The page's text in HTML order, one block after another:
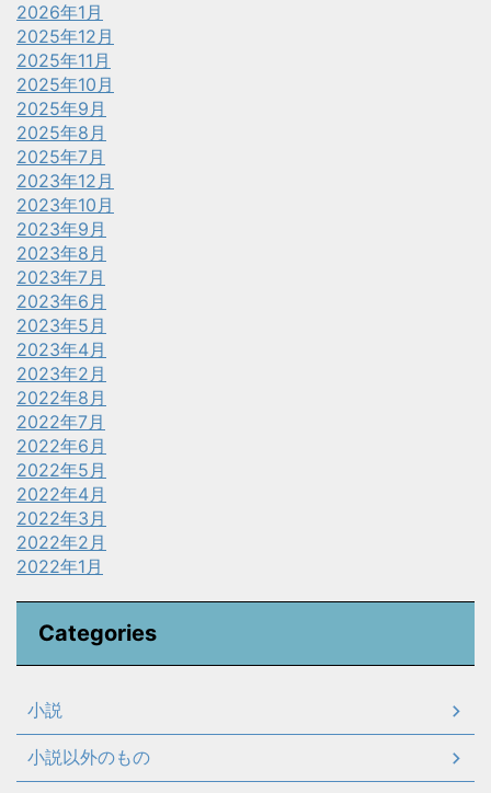
2026年1月
2025年12月
2025年11月
2025年10月
2025年9月
2025年8月
2025年7月
2023年12月
2023年10月
2023年9月
2023年8月
2023年7月
2023年6月
2023年5月
2023年4月
2023年2月
2022年8月
2022年7月
2022年6月
2022年5月
2022年4月
2022年3月
2022年2月
2022年1月
Categories
小説
小説以外のもの